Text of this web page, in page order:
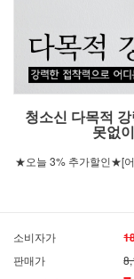
청소신 다목적
못없
★오늘 3% 추가할인★[어
소비자가
판매가